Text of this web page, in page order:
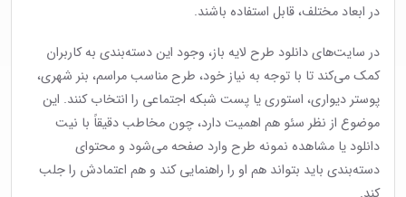
در ابعاد مختلف، قابل استفاده باشند.
در سایت‌های دانلود طرح لایه باز، وجود این دسته‌بندی به کاربران
کمک می‌کند تا با توجه به نیاز خود، طرح مناسب مراسم، بنر شهری،
پوستر دیواری، استوری یا پست شبکه اجتماعی را انتخاب کنند. این
موضوع از نظر سئو هم اهمیت دارد، چون مخاطب دقیقاً با نیت
دانلود یا مشاهده نمونه طرح وارد صفحه می‌شود و محتوای
دسته‌بندی باید بتواند هم او را راهنمایی کند و هم اعتمادش را جلب